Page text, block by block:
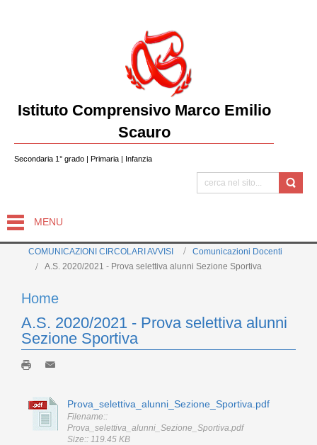
Istituto Comprensivo Marco Emilio
Scauro
Secondaria 1° grado | Primaria | Infanzia
MENU
COMUNICAZIONI CIRCOLARI AVVISI
Comunicazioni Docenti
A.S. 2020/2021 - Prova selettiva alunni Sezione Sportiva
Home
A.S. 2020/2021 - Prova selettiva alunni
Sezione Sportiva
Prova_selettiva_alunni_Sezione_Sportiva.pdf
Filename::
Prova_selettiva_alunni_Sezione_Sportiva.pdf
Size:: 119.45 KB